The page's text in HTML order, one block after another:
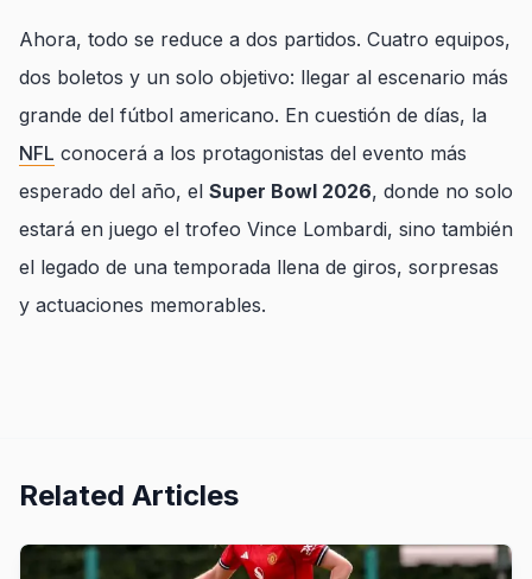
Ahora, todo se reduce a dos partidos. Cuatro equipos,
dos boletos y un solo objetivo: llegar al escenario más
grande del fútbol americano. En cuestión de días, la
NFL conocerá a los protagonistas del evento más
esperado del año, el Super Bowl 2026, donde no solo
estará en juego el trofeo Vince Lombardi, sino también
el legado de una temporada llena de giros, sorpresas
y actuaciones memorables.
Related Articles